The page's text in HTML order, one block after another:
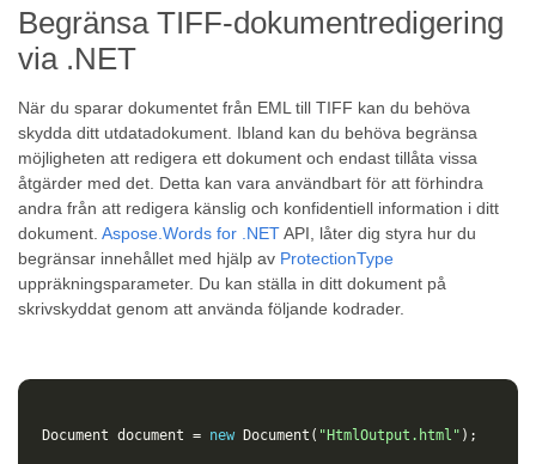
Begränsa TIFF-dokumentredigering
via .NET
När du sparar dokumentet från EML till TIFF kan du behöva
skydda ditt utdatadokument. Ibland kan du behöva begränsa
möjligheten att redigera ett dokument och endast tillåta vissa
åtgärder med det. Detta kan vara användbart för att förhindra
andra från att redigera känslig och konfidentiell information i ditt
dokument. Aspose.Words for .NETAPI, låter dig styra hur du
begränsar innehållet med hjälp av ProtectionType
uppräkningsparameter. Du kan ställa in ditt dokument på
skrivskyddat genom att använda följande kodrader.
Document document = new Document ( "HtmlOutput.html" );